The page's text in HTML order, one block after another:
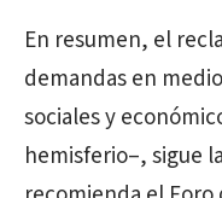
En resumen, el
demandas en
sociales y
hemisferio–, sigue